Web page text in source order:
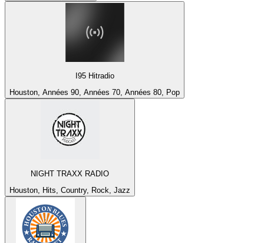
I95 Hitradio
Houston, Années 90, Années 70, Années 80, Pop
NIGHT TRAXX RADIO
Houston, Hits, Country, Rock, Jazz